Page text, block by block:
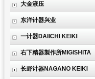
大金液压
东洋计器兴业
一计器DAIICHI KEIKI
右下精器製作所MIGISHITA
长野计器NAGANO KEIKI